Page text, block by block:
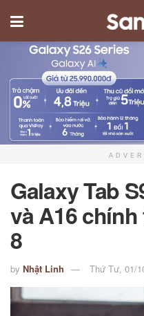
Galaxy Tab
và A16
8
by Nhật Linh Thứ Tư, 01/